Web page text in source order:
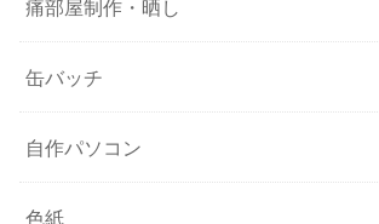
痛部屋制作・晒し
缶バッチ
自作パソコン
色紙